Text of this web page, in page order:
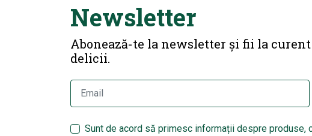
Newsletter
Abonează-te la newsletter și fii la
delicii.
Sunt de acord să primesc informații despre produse,